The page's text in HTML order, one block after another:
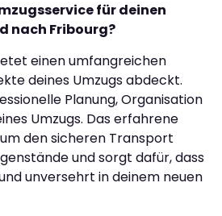
für deinen
nach Fribourg?
einen umfangreichen
deines Umzugs abdeckt.
Planung, Organisation
Umzugs. Das erfahrene
den sicheren Transport
und sorgt dafür, dass
unversehrt in deinem neuen